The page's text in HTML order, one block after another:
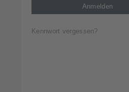
Anmelden
Kennwort vergessen?
Kennwort vergessen?